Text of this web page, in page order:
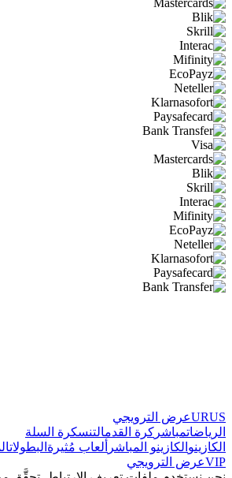
URUSعرض الترويجي
الرياضاتمباشر كرة القدمالتنسكرة السلة
الكازينو الكازينو المباشر ألعاب مُثيرة البطولات
VIPعرض الترويجي